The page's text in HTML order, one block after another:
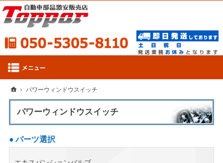
パワーウィンドウスイッチ
パーツ選択
050-
パワーウィンドウスイッチ